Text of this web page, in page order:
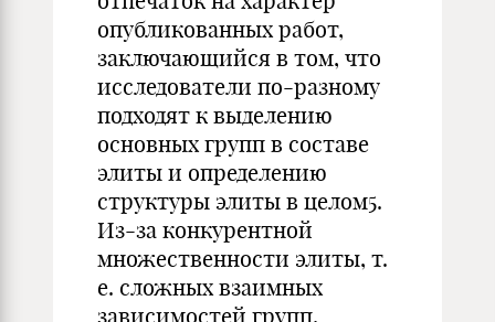
опубликованных работ,
заключающийся в том, что
исследователи по-разному
подходят к выделению
основных групп в составе
элиты и определению
структуры элиты в целом5.
Из-за конкурентной
множественности элиты, т.
е. сложных взаимных
зависимостей групп,